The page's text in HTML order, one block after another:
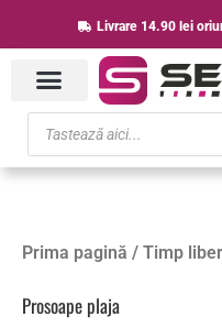
to
content
Livrare 14.90 lei
Products
search
Prima pagină / Timp liber
Prosoape plaja